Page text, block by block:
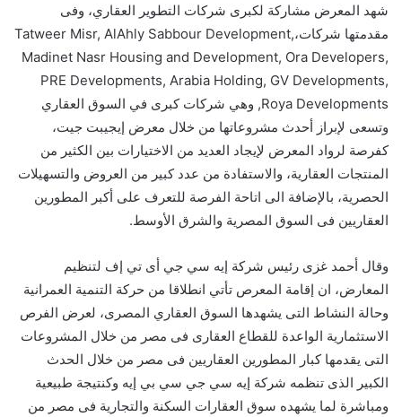
شهد المعرض مشاركة لكبرى شركات التطوير العقاري، وفى
مقدمتها شركات،Tatweer Misr, AlAhly Sabbour Development,
Madinet Nasr Housing and Development, Ora Developers,
PRE Developments, Arabia Holding, GV Developments,
Roya Developments, وهي شركات كبرى في السوق العقاري
وتسعى لإبراز أحدث مشروعاتها من خلال معرض إيجيبت جيت،
كفرصة لرواد المعرض لإيجاد العديد من الاختيارات بين الكثير من
المنتجات العقارية، والاستفادة من عدد كبير من العروض والتسهيلات
الحصرية، بالإضافة الى اتاحة الفرصة للتعرف على أكبر المطورين
العقاريين فى السوق المصرية والشرق الأوسط.
وقال أحمد غزى رئيس شركة إيه سي جي أى تي إف لتنظيم
المعارض، ان إقامة المعرص تأتي انطلاقا من حركة التنمية العمرانية
وحالة النشاط التى يشهدها السوق العقاري المصرى، لعرض الفرص
الاستثمارية الواعدة للقطاع العقارى فى مصر من خلال المشروعات
التى يقدمها كبار المطورين العقاريين فى مصر من خلال الحدث
الكبير الذى تنظمه شركة إيه سي جي سي بي إيه وكنتيجة طبيعية
ومباشرة لما يشهده سوق العقارات السكنة والتجارية فى مصر من